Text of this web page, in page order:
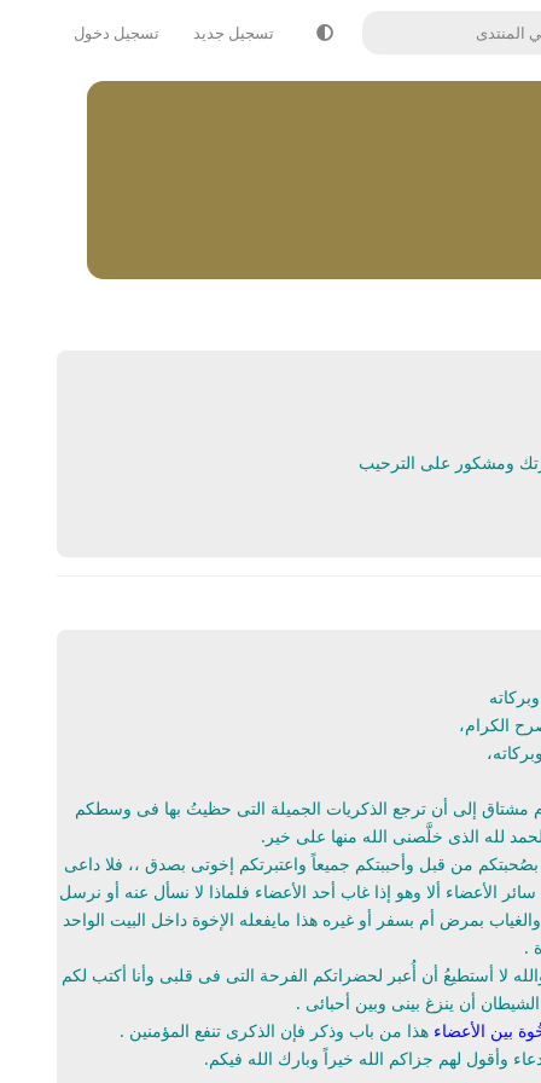
تسجيل جديد تسجيل دخول
ومشكور على الترحيب
الكرام،
مشتاق إلى أن ترجع الذكريات الجميلة التى حظيتُ بها فى وسطكم
لله الذى خلَّصنى الله منها على خير.
من قبل وأحببتكم جميعاً واعتبرتكم إخوتى بصدق ،، فلا داعى
الأعضاء ألا وهو إذا غاب أحد الأعضاء فلماذا لا نسأل عنه أو نرسل
بمرض أم بسفر أو غيره هذا مايفعله الإخوة داخل البيت الواحد
.
لا أستطيعُ أن أُعبر لحضراتكم الفرحة التى فى قلبى وأنا أكتب لكم
أن ينزغ بينى وبين أحبائى .
بين الأعضاء هذا من باب وذكر فإن الذكرى تنفع المؤمنين .
وأقول لهم جزاكم الله خيراً وبارك الله فيكم.